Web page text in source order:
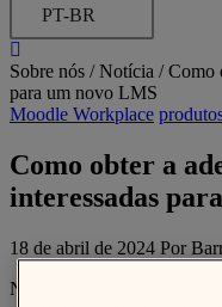
PT-BR
Sobre nós /Notícia /Como
para um novo LMS
Moodle Workplace
Como obter a
interessadas
18 de abril de 2024 Por
No atual mundo dinâmico